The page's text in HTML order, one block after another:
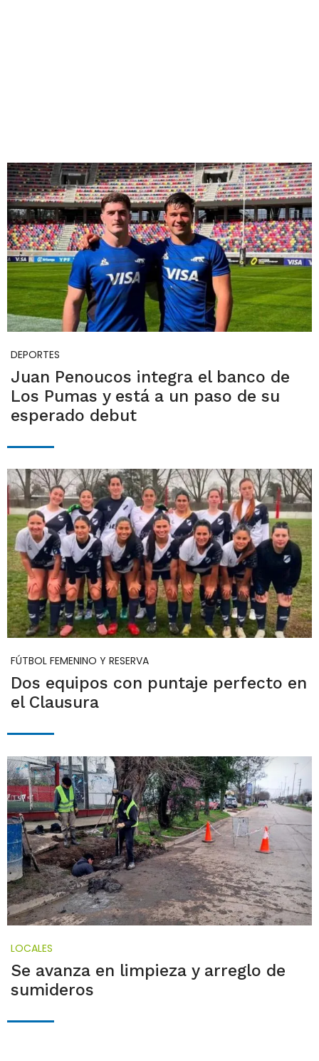
DEPORTES
Juan Penoucos integra el banco de
Los Pumas y está a un paso de su
esperado debut
FÚTBOL FEMENINO Y RESERVA
Dos equipos con puntaje perfecto en
el Clausura
LOCALES
Se avanza en limpieza y arreglo de
sumideros